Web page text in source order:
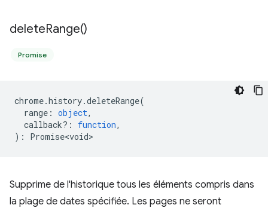
deleteRange()
Promise
chrome.history.deleteRange(
range : object,
callback? : function,
) : Promise<void>
Supprime de l'historique tous les éléments compris dans
la plage de dates spécifiée. Les pages ne seront